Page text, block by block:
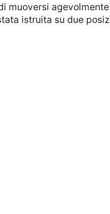
istruita su due